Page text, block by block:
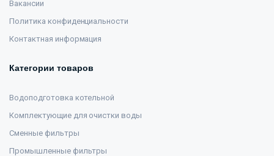
Вакансии
Политика конфиденциальности
Контактная информация
Категории товаров
Водоподготовка котельной
Комплектующие для очистки воды
Сменные фильтры
Промышленные фильтры